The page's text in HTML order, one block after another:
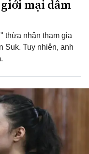
mại dâm
thừa nhận tham gia
Suk. Tuy nhiên, anh